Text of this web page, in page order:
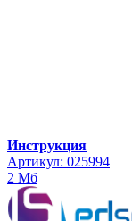
Инструкция
Артикул: 025994
2 Мб